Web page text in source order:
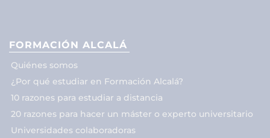
FORMACIÓN ALCALÁ
Quiénes somos
¿Por qué estudiar en Formación Alcalá?
10 razones para estudiar a distancia
20 razones para hacer un máster o experto universitario
Universidades colaboradoras